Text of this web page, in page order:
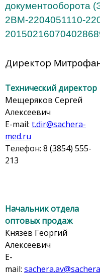
документооборота
2BM-2204051110-
Директор
Технический директор
Мещеряков Сергей
Алексеевич
E-mail: t.dir@sachera-
med.ru
Телефон: 8 (3854) 555-
213
Начальник отдела
оптовых продаж
Князев Георгий
Алексеевич
E-
mail: